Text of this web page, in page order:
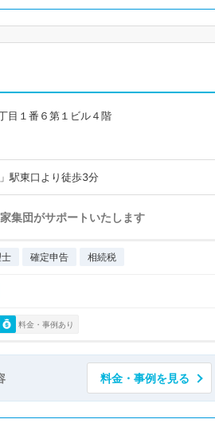
目１番６第１ビル４階
駅東口より徒歩3分
集団がサポートいたします
確定申告 相続税
料金・事例あり
料金・事例を見る